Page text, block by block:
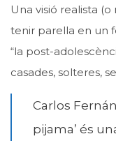
Una visió realista
tenir parella en un
“la post-
casades, solteres,
Carlos
pijama’ és